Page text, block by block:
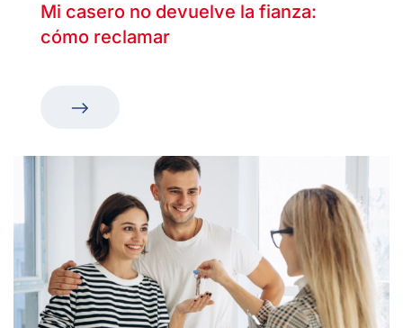
Mi casero no devuelve la fianza:
cómo reclamar